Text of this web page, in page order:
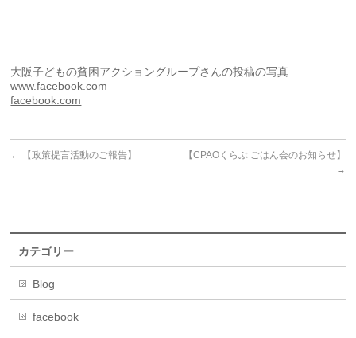
大阪子どもの貧困アクショングループさんの投稿の写真
www.facebook.com
facebook.com
← 【政策提言活動のご報告】
【CPAOくらぶ ごはん会のお知らせ】
→
カテゴリー
Blog
facebook